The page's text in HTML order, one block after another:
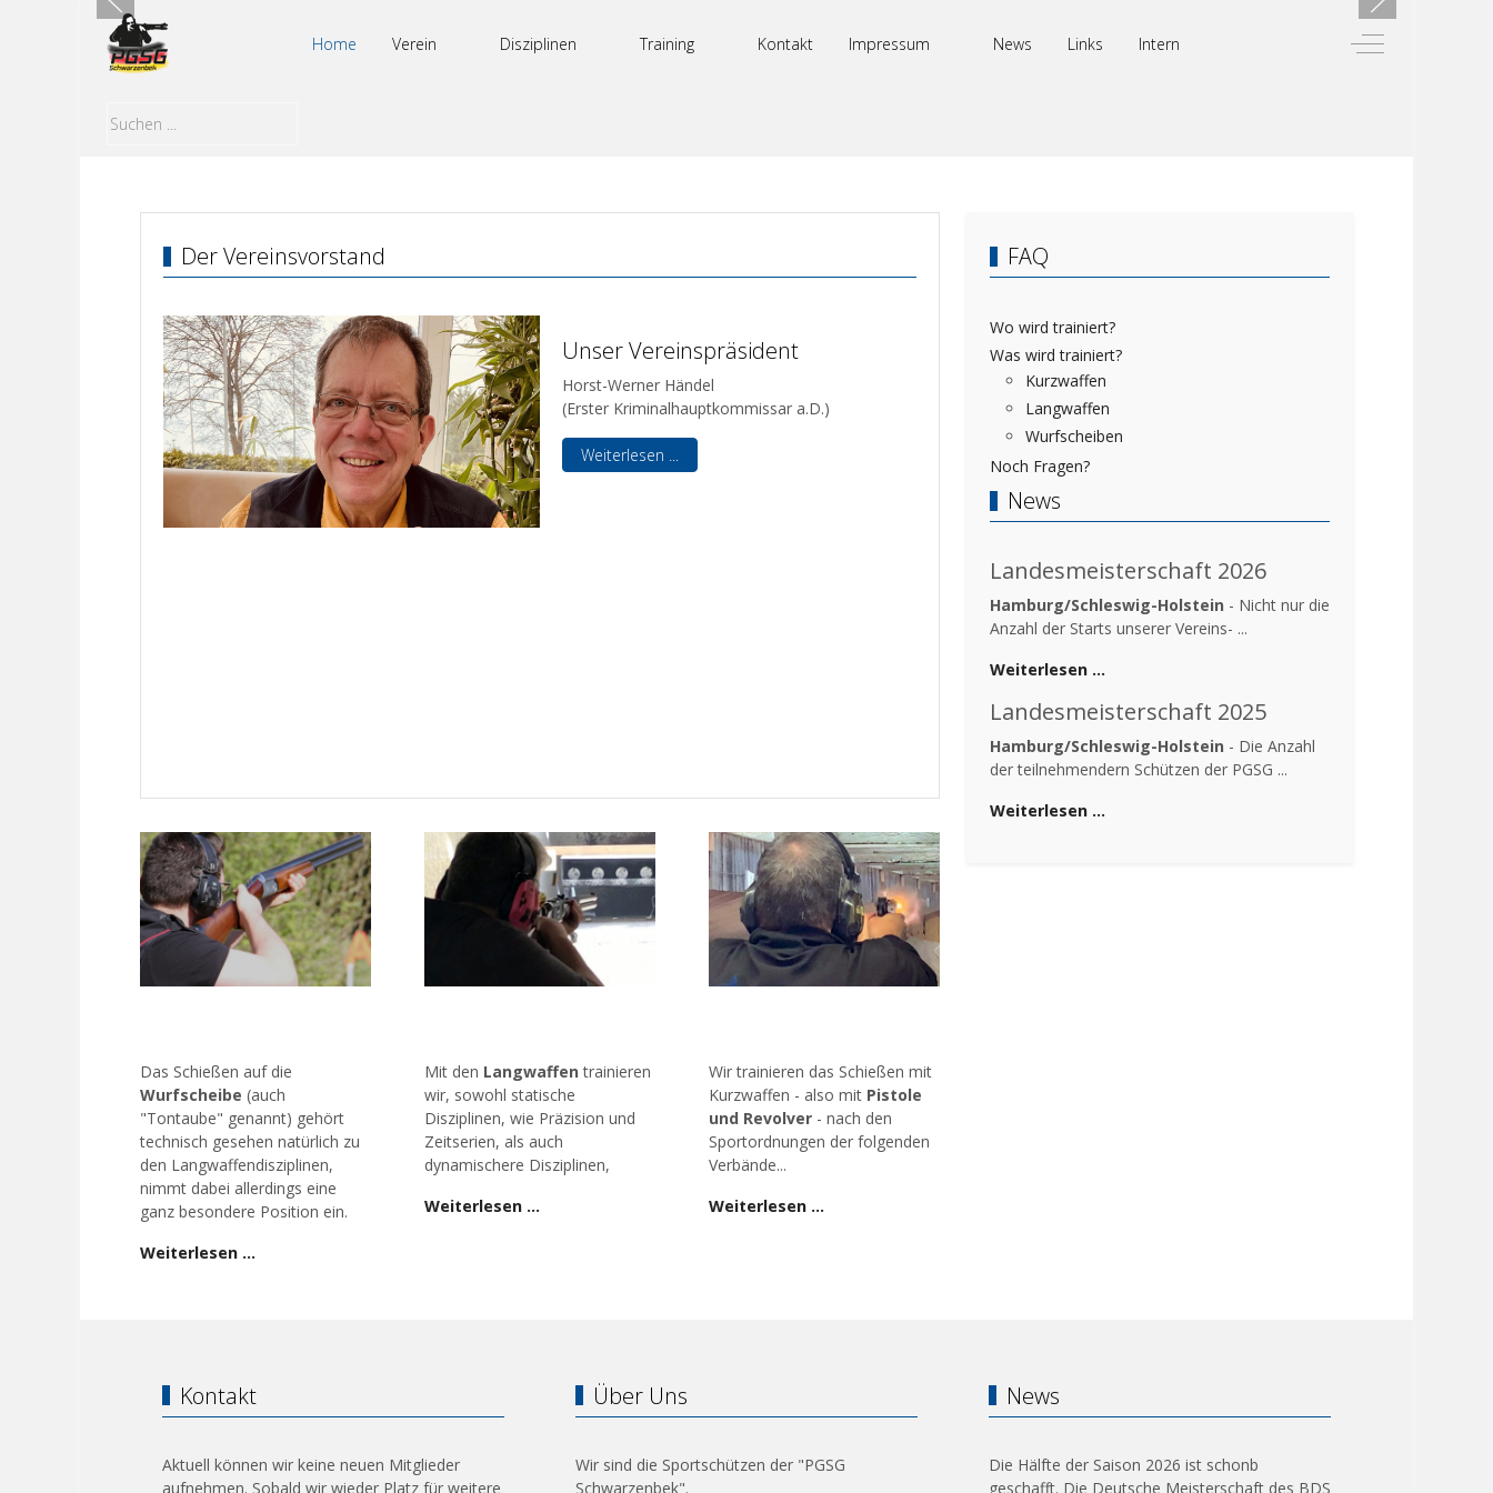
Home Verein Disziplinen Training Kontakt Impressum News Links Intern Off-Canvas
Der Vereinsvorstand
Unser Vereinspräsident
Horst-Werner Händel
(Erster Kriminalhauptkommissar a.D.)
Weiterlesen ...
Das Schießen auf die
Wurfscheibe (auch
"Tontaube" genannt) gehört
technisch gesehen natürlich zu
den Langwaffendisziplinen,
nimmt dabei allerdings eine
ganz besondere Position ein.
Weiterlesen …
Mit den Langwaffen trainieren
wir, sowohl statische
Disziplinen, wie Präzision und
Zeitserien, als auch
dynamischere Disziplinen,
Weiterlesen …
Wir trainieren das Schießen mit
Kurzwaffen - also mit Pistole
und Revolver - nach den
Sportordnungen der folgenden
Verbände...
Weiterlesen …
FAQ
Wo wird trainiert?
Was wird trainiert?
Kurzwaffen
Langwaffen
Wurfscheiben
Noch Fragen?
News
Landesmeisterschaft 2026
Hamburg/Schleswig-Holstein - Nicht nur die
Anzahl der Starts unserer Vereins- ...
Weiterlesen …
Landesmeisterschaft 2025
Hamburg/Schleswig-Holstein - Die Anzahl
der teilnehmendern Schützen der PGSG ...
Weiterlesen …
Kontakt
Aktuell können wir keine neuen Mitglieder
aufnehmen. Sobald wir wieder Platz für weitere
Über Uns
Wir sind die Sportschützen der "PGSG
Schwarzenbek".
News
Die Hälfte der Saison 2026 ist schonb
geschafft. Die Deutsche Meisterschaft des BDS